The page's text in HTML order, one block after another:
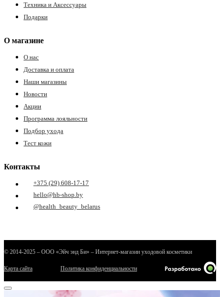
Техника и Аксессуары
Подарки
О магазине
О нас
Доставка и оплата
Наши магазины
Новости
Акции
Программа лояльности
Подбор ухода
Тест кожи
Контакты
+375 (29) 608-17-17
hello@hb-shop.by
@health_beauty_belarus
© 2014-2025 – ООО «Эйч энд Би» – Интернет-магазин уходовой косметики
Карта сайта Политика конфиденциальности